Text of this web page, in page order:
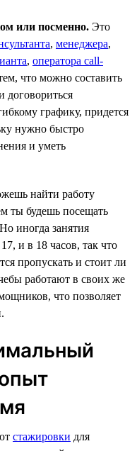
или посменно. Это
, менеджера,
, оператора call-
что можно составить
договориться
графику, придется
нужно быстро
и уметь
найти работу
ты будешь посещать
иногда занятия
и в 18 часов, так что
пропускать и стоит ли
работают в своих же
что позволяет
стажировки для